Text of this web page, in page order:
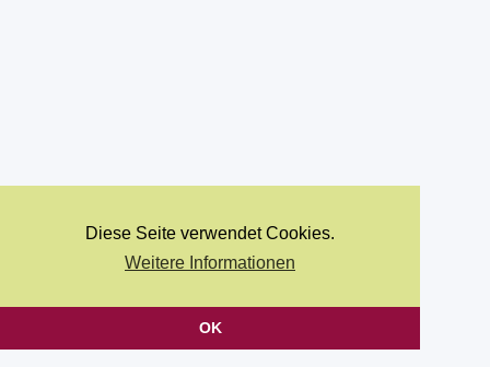
Diese Seite verwendet Cookies.
Weitere Informationen
OK